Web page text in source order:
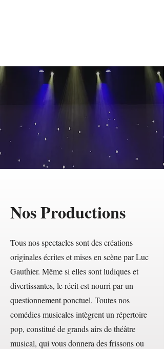
Nos Productions
Tous nos spectacles sont des créations
originales écrites et mises en scène par Luc
Gauthier. Même si elles sont ludiques et
divertissantes, le récit est nourri par un
questionnement ponctuel. Toutes nos
comédies musicales intègrent un répertoire
pop, constitué de grands airs de théâtre
musical, qui vous donnera des frissons ou